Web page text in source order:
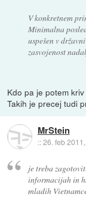
V konkretnem
Minimalna
uspešen v
zasvojenost
Kdo pa je potem
Takih je precej tudi
MrStein
::26. feb
je treba
informacijah in
mladih